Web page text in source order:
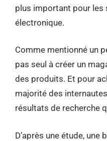
plus important pour les
électronique.
Comme mentionné un
pas seul à créer un
des produits. Et pour
majorité des
résultats de recherche
D’après une étude,